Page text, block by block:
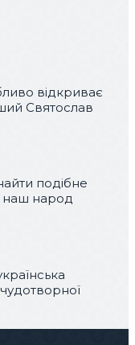
відкриває
Святослав
подібне
наш народ